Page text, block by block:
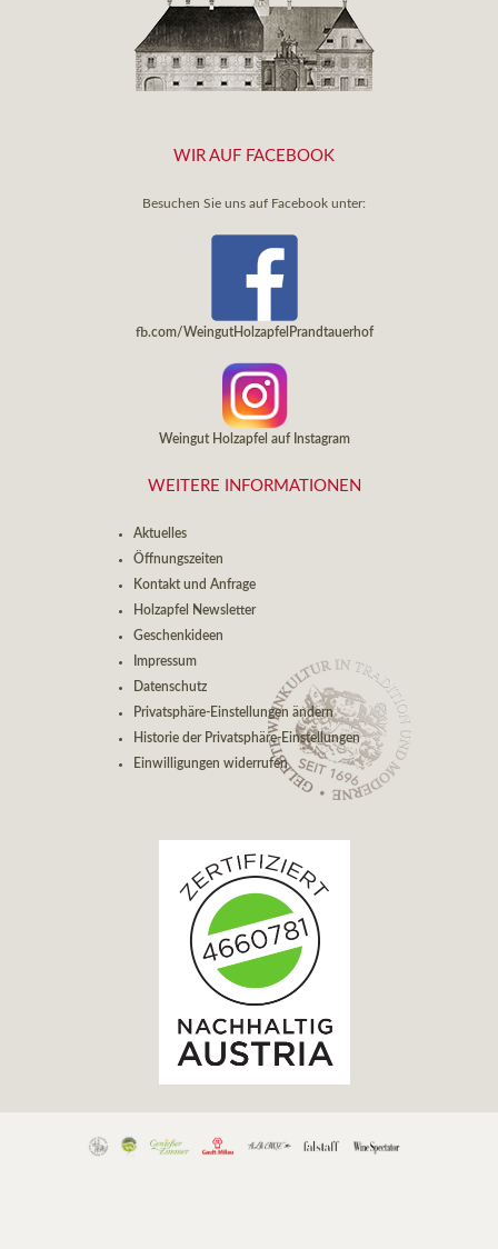
WIR AUF FACEBOOK
Besuchen Sie uns auf Facebook unter:
fb.com/WeingutHolzapfelPrandtauerhof
Weingut Holzapfel auf Instagram
WEITERE INFORMATIONEN
Aktuelles
Öffnungszeiten
Kontakt und Anfrage
Holzapfel Newsletter
Geschenkideen
Impressum
Datenschutz
Privatsphäre-Einstellungen ändern
Historie der Privatsphäre-Einstellungen
Einwilligungen widerrufen